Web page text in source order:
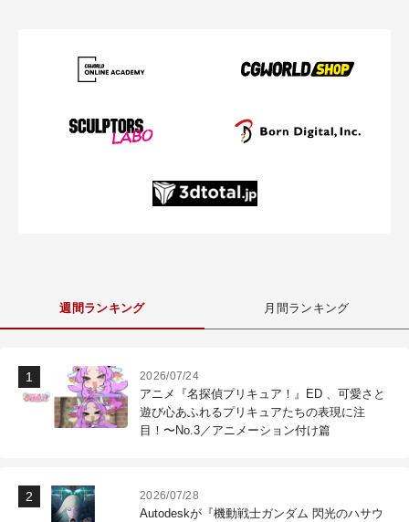
週間ランキング 月間ランキング
2026/07/24
アニメ『名探偵プリキュア！』ED 、可愛さと
遊び心あふれるプリキュアたちの表現に注
目！〜No.3／アニメーション付け篇
2026/07/28
Autodeskが『機動戦士ガンダム 閃光のハサウ